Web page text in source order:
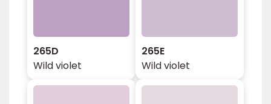
265D
Wild violet
265E
Wild violet